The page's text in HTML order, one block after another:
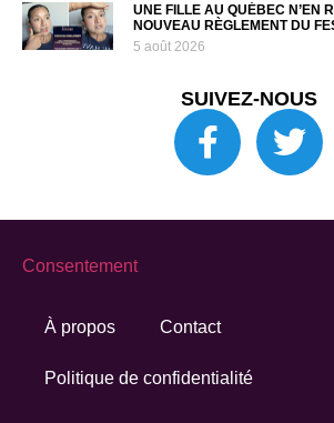
UNE FILLE AU QUÉBEC N’EN
NOUVEAU RÈGLEMENT DU
5 août 2026
SUIVEZ-NOUS
À propos Contact
Politique de confidentialité
Consentement